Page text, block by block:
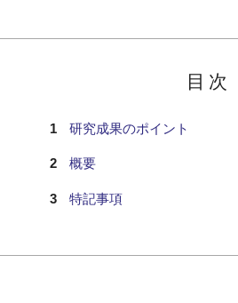
目次
研究成果のポイント
概要
特記事項